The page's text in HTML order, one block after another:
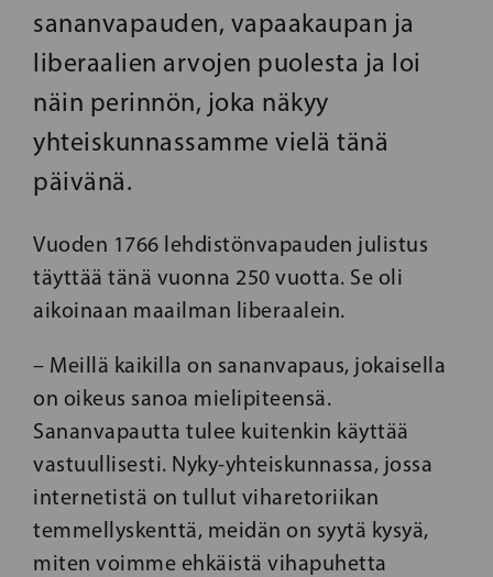
sananvapauden, vapaakaupan ja
liberaalien arvojen puolesta ja loi
näin perinnön, joka näkyy
yhteiskunnassamme vielä tänä
päivänä.
Vuoden 1766 lehdistönvapauden julistus
täyttää tänä vuonna 250 vuotta. Se oli
aikoinaan maailman liberaalein.
– Meillä kaikilla on sananvapaus, jokaisella
on oikeus sanoa mielipiteensä.
Sananvapautta tulee kuitenkin käyttää
vastuullisesti. Nyky-yhteiskunnassa, jossa
internetistä on tullut viharetoriikan
temmellyskenttä, meidän on syytä kysyä,
miten voimme ehkäistä vihapuhetta